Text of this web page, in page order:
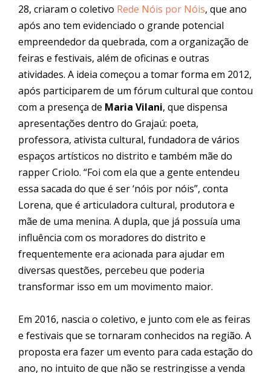
28, criaram o coletivo Rede Nóis por Nóis, que ano
após ano tem evidenciado o grande potencial
empreendedor da quebrada, com a organização de
feiras e festivais, além de oficinas e outras
atividades. A ideia começou a tomar forma em 2012,
após participarem de um fórum cultural que contou
com a presença de Maria Vilani, que dispensa
apresentações dentro do Grajaú: poeta,
professora, ativista cultural, fundadora de vários
espaços artísticos no distrito e também mãe do
rapper Criolo. “Foi com ela que a gente entendeu
essa sacada do que é ser ‘nóis por nóis”, conta
Lorena, que é articuladora cultural, produtora e
mãe de uma menina. A dupla, que já possuía uma
influência com os moradores do distrito e
frequentemente era acionada para ajudar em
diversas questões, percebeu que poderia
transformar isso em um movimento maior.
Em 2016, nascia o coletivo, e junto com ele as feiras
e festivais que se tornaram conhecidos na região. A
proposta era fazer um evento para cada estação do
ano, no intuito de que não se restringisse a venda